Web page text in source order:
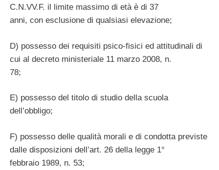
C.N.VV.F. il limite massimo di età è di 37
anni, con esclusione di qualsiasi elevazione;
D) possesso dei requisiti psico-fisici ed attitudinali di
cui al decreto ministeriale 11 marzo 2008, n.
78;
E) possesso del titolo di studio della scuola
dell’obbligo;
F) possesso delle qualità morali e di condotta previste
dalle disposizioni dell’art. 26 della legge 1°
febbraio 1989, n. 53;